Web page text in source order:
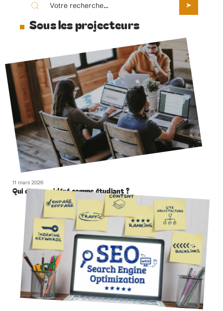
Sous les projecteurs
11 mars 2026
Qui est considéré comme étudiant ?